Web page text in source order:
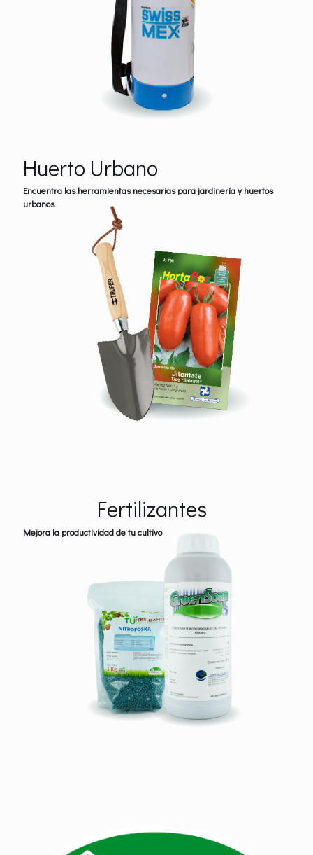
Huerto Urbano
Encuentra las herramientas necesarias para jardinería y huertos
urbanos.
Fertilizantes
Mejora la productividad de tu cultivo